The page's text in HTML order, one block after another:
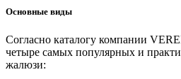
Основные виды
Согласно каталогу компании
четыре самых популярных и
жалюзи: